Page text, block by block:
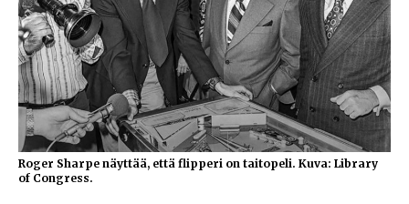
Roger Sharpe näyttää, että flipperi on taitopeli. Kuva: Library
of Congress.